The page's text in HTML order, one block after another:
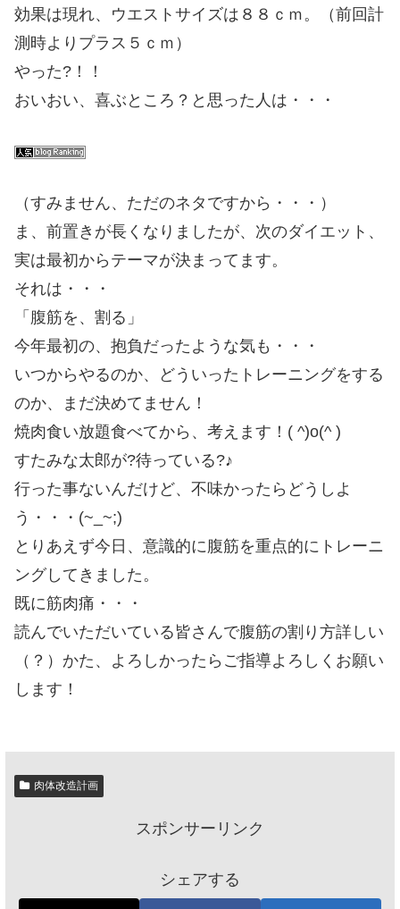
効果は現れ、ウエストサイズは８８ｃｍ。（前回計
測時よりプラス５ｃｍ）
やった?！！
おいおい、喜ぶところ？と思った人は・・・
（すみません、ただのネタですから・・・）
ま、前置きが長くなりましたが、次のダイエット、
実は最初からテーマが決まってます。
それは・・・
「腹筋を、割る」
今年最初の、抱負だったような気も・・・
いつからやるのか、どういったトレーニングをする
のか、まだ決めてません！
焼肉食い放題食べてから、考えます！( ^)o(^ )
すたみな太郎が?待っている?♪
行った事ないんだけど、不味かったらどうしよ
う・・・(~_~;)
とりあえず今日、意識的に腹筋を重点的にトレーニ
ングしてきました。
既に筋肉痛・・・
読んでいただいている皆さんで腹筋の割り方詳しい
（？）かた、よろしかったらご指導よろしくお願い
します！
肉体改造計画
スポンサーリンク
シェアする